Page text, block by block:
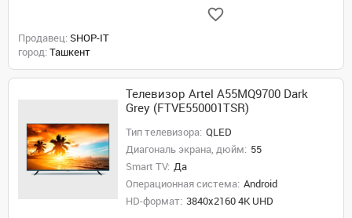
Продавец: SHOP-IT
город: Ташкент
Телевизор Artel A55MQ9700 Dark
Grey (FTVE550001TSR)
Тип телевизора: QLED
Диагональ экрана, дюйм: 55
Smart TV: Да
Операционная система: Android
HD-формат: 3840x2160 4K UHD